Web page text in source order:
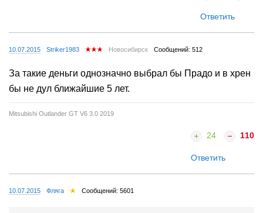
Ответить
10.07.2015 Striker1983 Новосибирск Сообщений: 512
За такие деньги однозначно выбрал бы Прадо и в хрен
бы не дул ближайшие 5 лет.
Mitsubishi Outlander GT V6 3.0 2019
24 110
Ответить
10.07.2015 Фляга Сообщений: 5601